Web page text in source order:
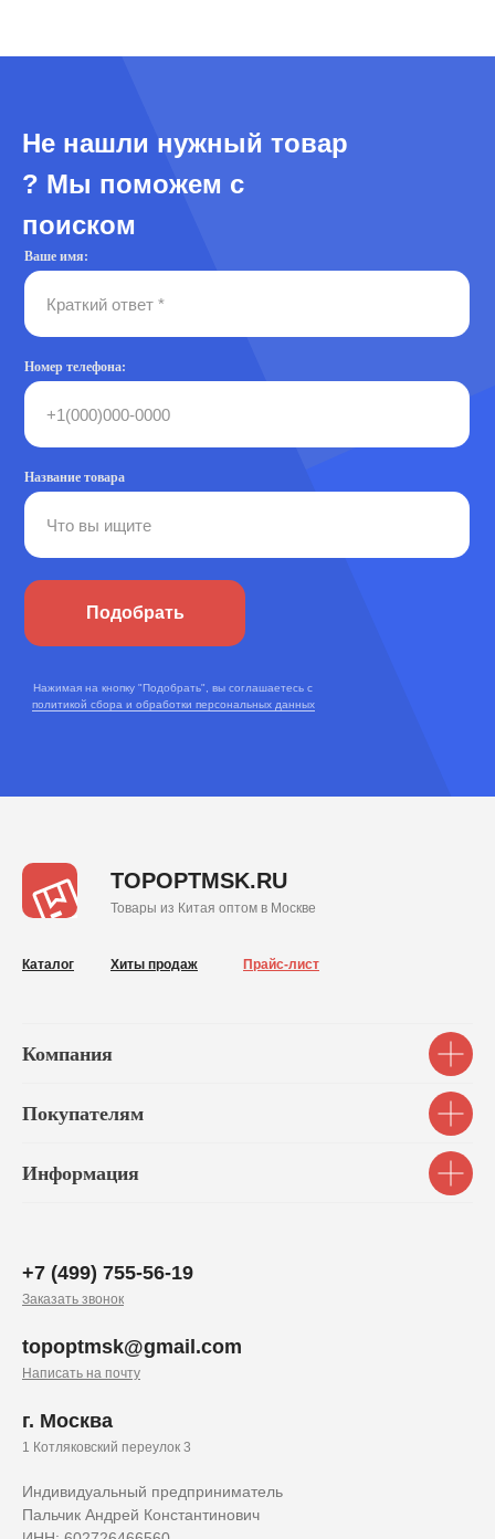
Не нашли нужный товар
? Мы поможем с
поиском
Ваше имя:
Номер телефона:
Название товара
Подобрать
Нажимая на кнопку "Подобрать", вы соглашаетесь с
политикой сбора и обработки персональных данных
Каталог Хиты продаж Прайс-лист
TOPOPTMSK.RU
Товары из Китая оптом в Москве
Компания
Покупателям
Информация
Индивидуальный предприниматель
Пальчик Андрей Константинович
+7 (499) 755-56-19
Заказать звонок
topoptmsk@gmail.com
Написать на почту
г. Москва
1 Котляковский переулок 3